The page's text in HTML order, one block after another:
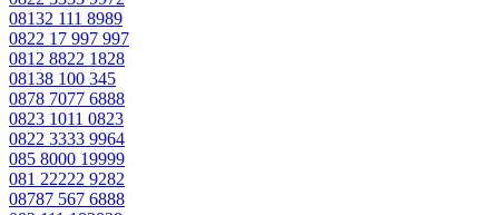
08132 111 8989
0822 17 997 997
0812 8822 1828
08138 100 345
0878 7077 6888
0823 1011 0823
0822 3333 9964
085 8000 19999
081 22222 9282
08787 567 6888